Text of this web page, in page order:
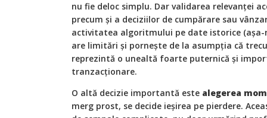
nu fie deloc simplu. Dar validarea relevanţei
precum şi a deciziilor de cumpărare sau
activitatea algoritmului pe date istorice
are limitări şi porneşte de la asumpţia că
reprezintă o unealtă foarte puternică şi
tranzacţionare.
O altă decizie importantă este alegerea
merg prost, se decide ieşirea pe pierdere.